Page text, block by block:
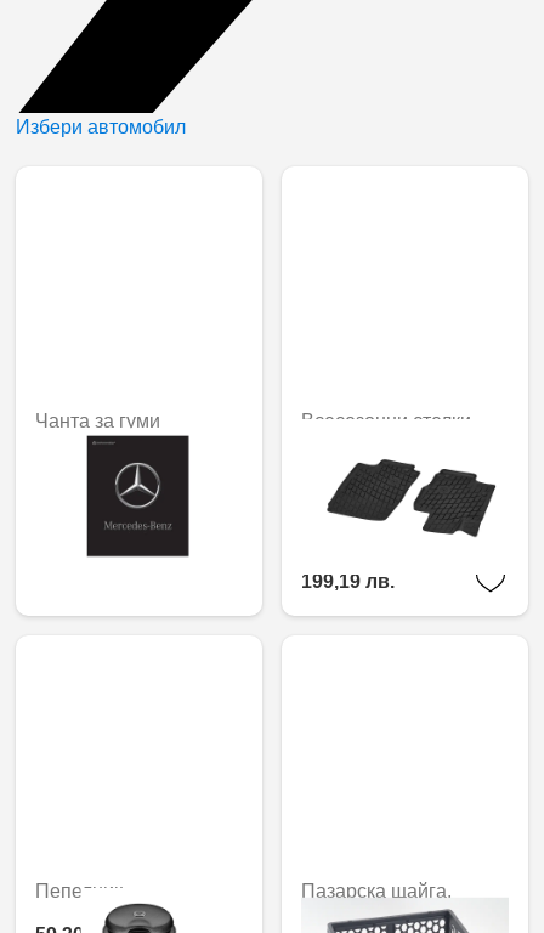
Избери автомобил
Чанта за гуми
0,92 € / 1,81 лв.
Всесезонни стелки
водача/пътника
отпред, Комплект от 2
199,19 лв.
Пепелник
Пазарска щайга,
сгъваема